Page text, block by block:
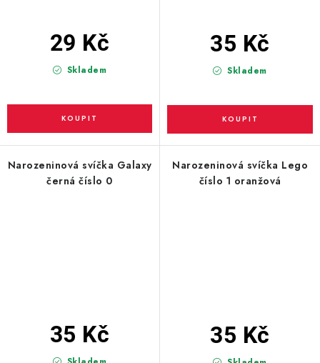
Skladem
29 Kč
Skladem
35 Kč
Narozeninová svíčka Galaxy
černá číslo 0
35 Kč
Narozeninová svíčka Lego
číslo 1 oranžová
35 Kč